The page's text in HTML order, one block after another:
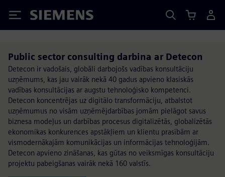
Siemens
Public sector consulting darbina ar Detecon
Detecon ir vadošais, globāli darbojošs vadības konsultāciju
uzņēmums, kas jau vairāk nekā 40 gadus apvieno klasiskās
vadības konsultācijas ar augstu tehnoloģisko kompetenci.
Detecon koncentrējas uz digitālo transformāciju, atbalstot
uzņēmumus no visām uzņēmējdarbības jomām pielāgot savus
biznesa modeļus un darbības procesus digitalizētās, globalizētās
ekonomikas konkurences apstākļiem un klientu prasībām ar
vismodernākajām komunikācijas un informācijas tehnoloģijām.
Detecon apvieno zināšanas, kas gūtas no veiksmīgas konsultāciju
projektu pabeigšanas vairāk nekā 160 valstīs.